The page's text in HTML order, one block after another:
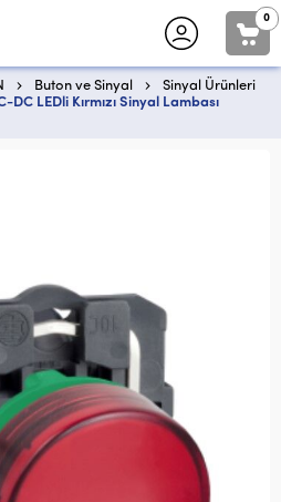
0
Buton ve Sinyal
Sinyal Ürünleri
LEDli Kırmızı Sinyal Lambası